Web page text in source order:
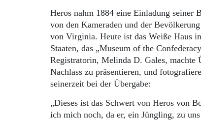
Heros nahm 1884 eine Einladung seiner
von den Kameraden und der
von Virginia. Heute ist das Weiße Haus
Staaten, das „Museum of the
Registratorin, Melinda D. Gales, machte
Nachlass zu präsentieren, und
seinerzeit bei der Übergabe:
„Dieses ist das Schwert von Heros von
ich mich noch, da er, ein Jüngling, zu